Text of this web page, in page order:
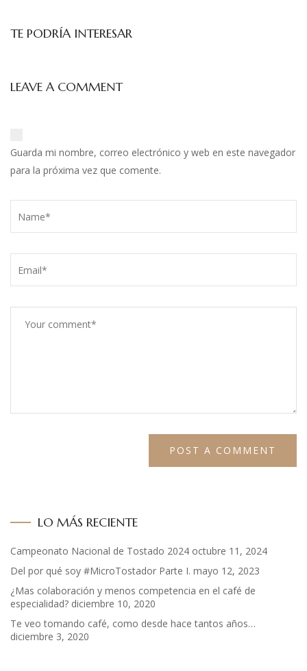
TE PODRÍA INTERESAR
LEAVE A COMMENT
Guarda mi nombre, correo electrónico y web en este navegador
para la próxima vez que comente.
LO MÁS RECIENTE
Campeonato Nacional de Tostado 2024 octubre 11, 2024
Del por qué soy #MicroTostador Parte I. mayo 12, 2023
¿Mas colaboración y menos competencia en el café de
especialidad? diciembre 10, 2020
Te veo tomando café, como desde hace tantos años…
diciembre 3, 2020